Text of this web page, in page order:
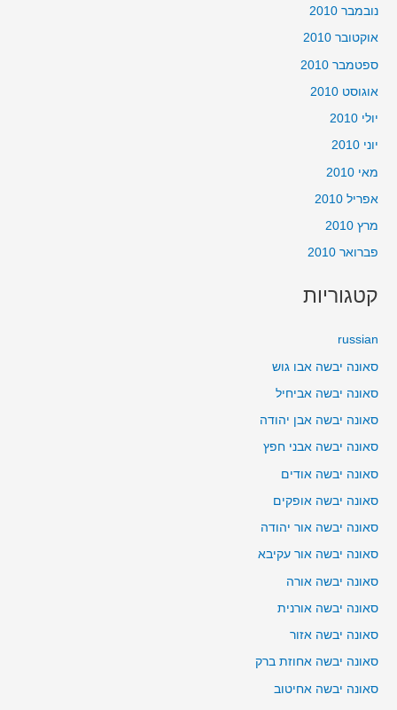
נובמבר 2010
אוקטובר 2010
ספטמבר 2010
אוגוסט 2010
יולי 2010
יוני 2010
מאי 2010
אפריל 2010
מרץ 2010
פברואר 2010
קטגוריות
russian
סאונה יבשה אבו גוש
סאונה יבשה אביחיל
סאונה יבשה אבן יהודה
סאונה יבשה אבני חפץ
סאונה יבשה אודים
סאונה יבשה אופקים
סאונה יבשה אור יהודה
סאונה יבשה אור עקיבא
סאונה יבשה אורה
סאונה יבשה אורנית
סאונה יבשה אזור
סאונה יבשה אחוזת ברק
סאונה יבשה אחיטוב